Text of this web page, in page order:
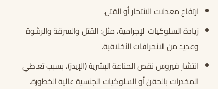
ارتفاع معدلات الانتحار أو القتل.
زيادة السلوكيات الإجرامية، مثل: القتل والسرقة والرشوة
وعديد من الانحرافات الأخلاقية.
انتشار فيروس نقص المناعة البشرية (الإيدز)، بسبب تعاطي
المخدرات بالحقن أو السلوكيات الجنسية عالية الخطورة.